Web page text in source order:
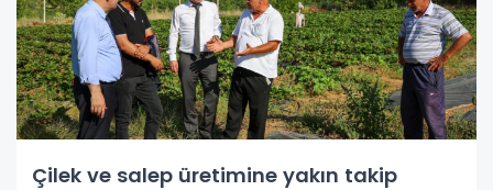
Çilek ve salep üretimine yakın takip